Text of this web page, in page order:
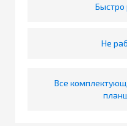
Быстро
Не
Все